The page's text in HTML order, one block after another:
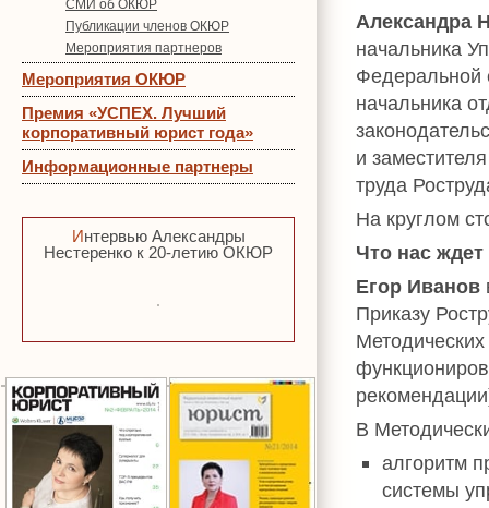
СМИ об ОКЮР
Публикации членов ОКЮР
Мероприятия партнеров
Мероприятия ОКЮР
Премия «УСПЕХ. Лучший
корпоративный юрист года»
Информационные партнеры
Интервью Александры
Нестеренко к 20-летию ОКЮР
Александра
начальника
Федеральной
начальника
и
труда
На круглом
Что нас
Егор Иванов
Приказу
В
алгоритм
системы